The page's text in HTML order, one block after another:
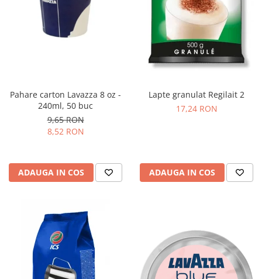
Pahare carton Lavazza 8 oz -
240ml, 50 buc
9,65 RON
8,52 RON
ADAUGA IN COS
Lapte granulat Regilait 2
17,24 RON
ADAUGA IN COS